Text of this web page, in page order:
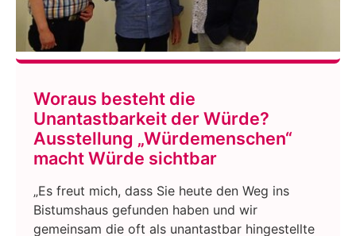
Woraus besteht die
Unantastbarkeit der Würde?
Ausstellung „Würdemenschen“
macht Würde sichtbar
„Es freut mich, dass Sie heute den Weg ins
Bistumshaus gefunden haben und wir
gemeinsam die oft als unantastbar hingestellte